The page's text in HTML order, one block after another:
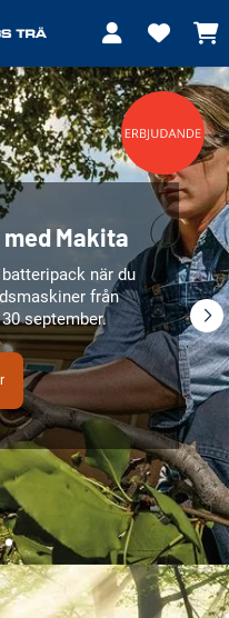
Makita
när du
från
september.